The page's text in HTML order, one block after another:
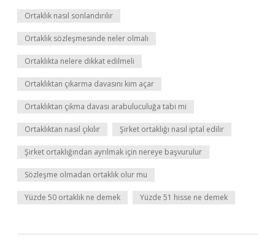
Ortaklık nasıl sonlandırılır
Ortaklık sözleşmesinde neler olmalı
Ortaklıkta nelere dikkat edilmeli
Ortaklıktan çıkarma davasını kim açar
Ortaklıktan çıkma davası arabuluculuğa tabi mi
Ortaklıktan nasıl çıkılır Şirket ortaklığı nasıl iptal edilir
Şirket ortaklığından ayrılmak için nereye başvurulur
Sözleşme olmadan ortaklık olur mu
Yüzde 50 ortaklık ne demek Yüzde 51 hisse ne demek